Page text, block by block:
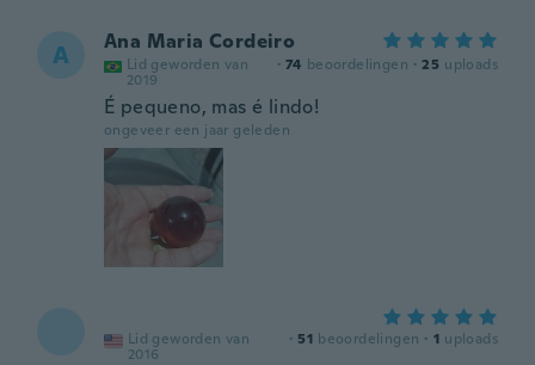
A Ana Maria Cordeiro
Lid geworden van
2019
· 74 beoordelingen · 25 uploads
É pequeno, mas é lindo!
ongeveer een jaar geleden
Lid geworden van
2016
· 51 beoordelingen · 1 uploads